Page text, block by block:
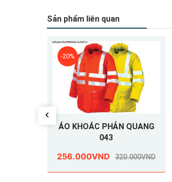
Sản phẩm liên quan
-20%
ÁO KHOÁC PHẢN QUANG
043
256.000VND 320.000VND